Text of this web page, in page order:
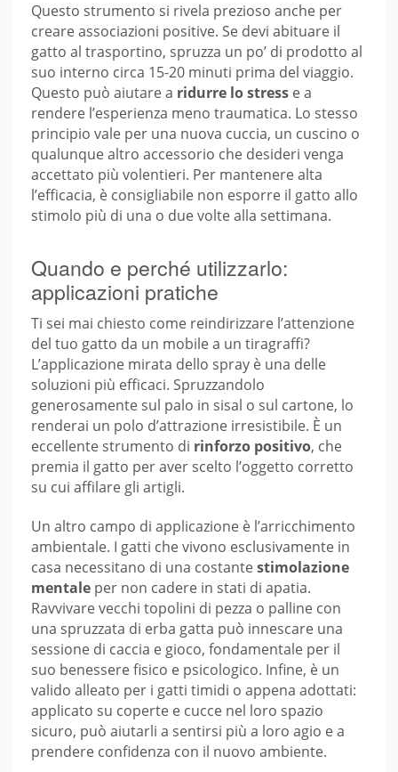
Questo strumento si rivela prezioso anche per
creare associazioni positive. Se devi abituare il
gatto al trasportino, spruzza un po’ di prodotto al
suo interno circa 15-20 minuti prima del viaggio.
Questo può aiutare a ridurre lo stress e a
rendere l’esperienza meno traumatica. Lo stesso
principio vale per una nuova cuccia, un cuscino o
qualunque altro accessorio che desideri venga
accettato più volentieri. Per mantenere alta
l’efficacia, è consigliabile non esporre il gatto allo
stimolo più di una o due volte alla settimana.
Quando e perché utilizzarlo:
applicazioni pratiche
Ti sei mai chiesto come reindirizzare l’attenzione
del tuo gatto da un mobile a un tiragraffi?
L’applicazione mirata dello spray è una delle
soluzioni più efficaci. Spruzzandolo
generosamente sul palo in sisal o sul cartone, lo
renderai un polo d’attrazione irresistibile. È un
eccellente strumento di rinforzo positivo, che
premia il gatto per aver scelto l’oggetto corretto
su cui affilare gli artigli.
Un altro campo di applicazione è l’arricchimento
ambientale. I gatti che vivono esclusivamente in
casa necessitano di una costantestimolazione
mentale per non cadere in stati di apatia.
Ravvivare vecchi topolini di pezza o palline con
una spruzzata di erba gatta può innescare una
sessione di caccia e gioco, fondamentale per il
suo benessere fisico e psicologico. Infine, è un
valido alleato per i gatti timidi o appena adottati:
applicato su coperte e cucce nel loro spazio
sicuro, può aiutarli a sentirsi più a loro agio e a
prendere confidenza con il nuovo ambiente.